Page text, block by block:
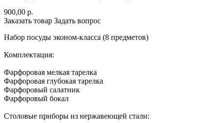
900,00 р.
Заказать товар Задать вопрос
Набор посуды эконом-класса (8 предметов)
Комплектация:
Фарфоровая мелкая тарелка
Фарфоровая глубокая тарелка
Фарфоровый салатник
Фарфоровый бокал
Столовые приборы из нержавеющей стали: